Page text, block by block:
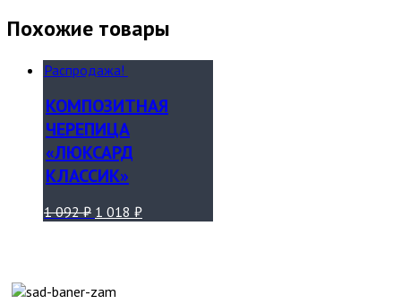
Похожие товары
Распродажа!
КОМПОЗИТНАЯ
ЧЕРЕПИЦА
«ЛЮКСАРД
КЛАССИК»
1 092₽ 1 018 ₽